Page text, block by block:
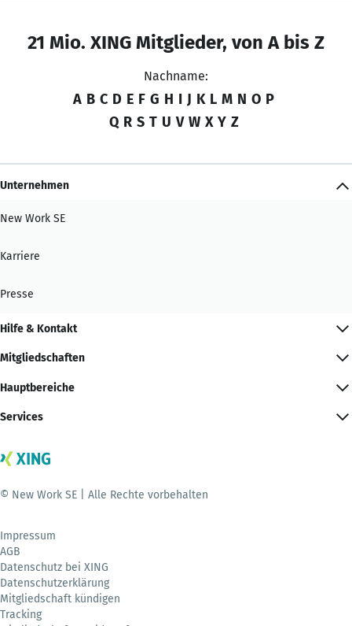
21 Mio. XING Mitglieder, von A bis Z
Nachname:
A B C D E F G H I J K L M N O P
Q R S T U V W X Y Z
Unternehmen
New Work SE
Karriere
Presse
Hilfe & Kontakt
Mitgliedschaften
Hauptbereiche
Services
© New Work SE | Alle Rechte vorbehalten
Impressum
AGB
Datenschutz bei XING
Datenschutzerklärung
Mitgliedschaft kündigen
Tracking